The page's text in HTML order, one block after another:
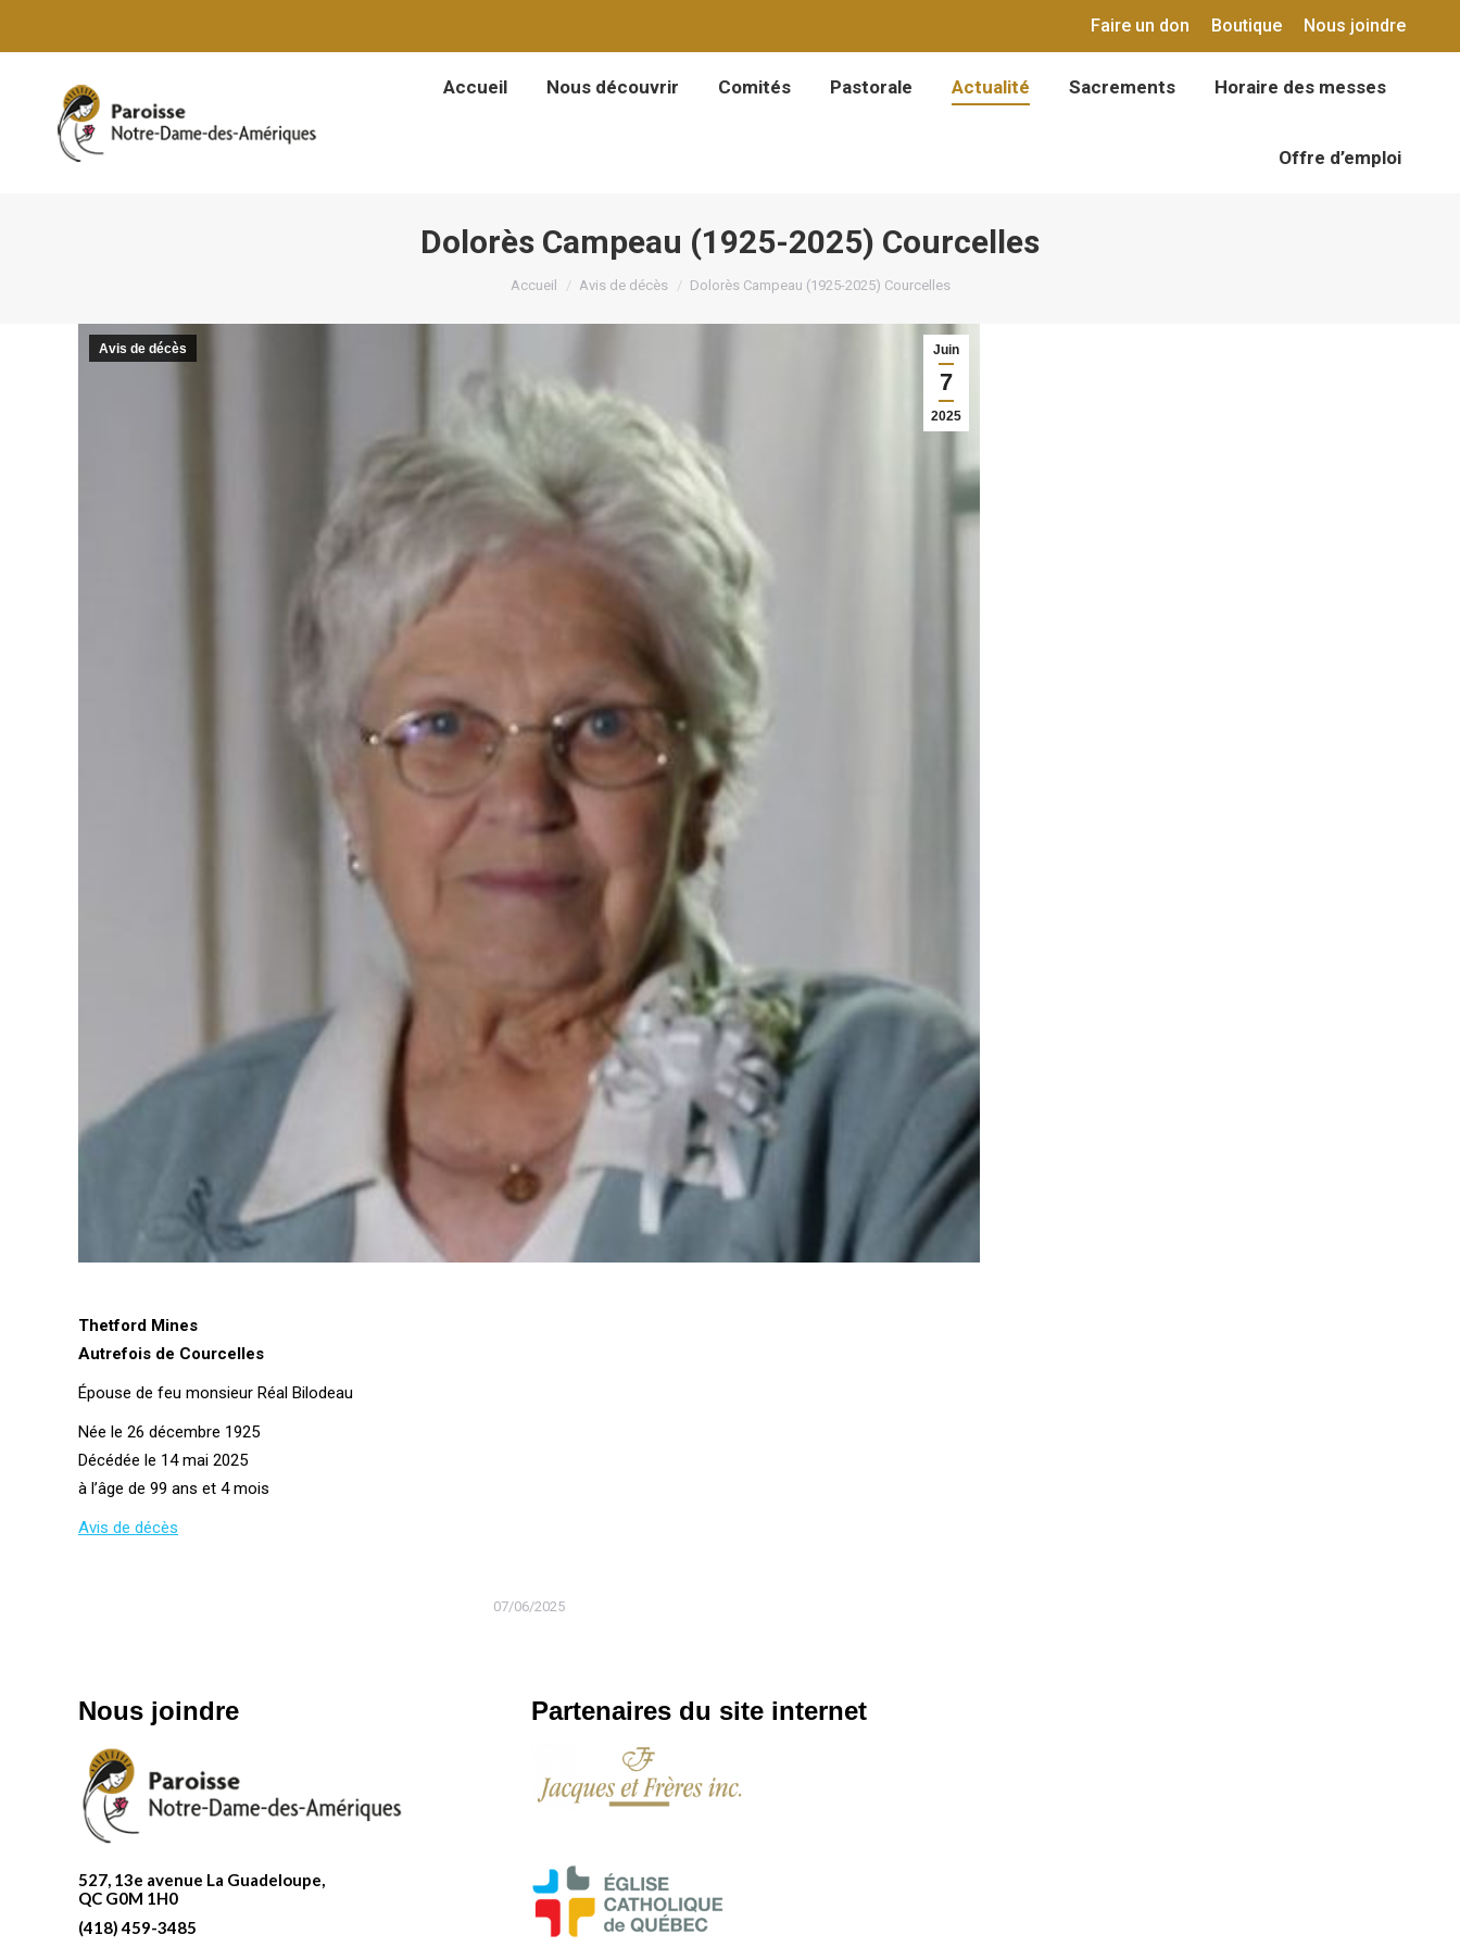
Faire un don Boutique Nous joindre
Accueil Nous découvrir Comités Pastorale Actualité Sacrements Horaire des messes
Offre d’emploi
Dolorès Campeau (1925-2025) Courcelles
Vous êtes ici :
Accueil Avis de décès Dolorès Campeau (1925-2025) Courcelles
Juin
7
2025
Avis de décès
Thetford Mines
Autrefois de Courcelles
Épouse de feu monsieur Réal Bilodeau
Née le 26 décembre 1925
Décédée le 14 mai 2025
à l’âge de 99 ans et 4 mois
Avis de décès
07/06/2025
Nous joindre
527, 13e avenue La Guadeloupe,
QC G0M 1H0
(418) 459-3485
Partenaires du site internet
Sacrements Horaire des messes